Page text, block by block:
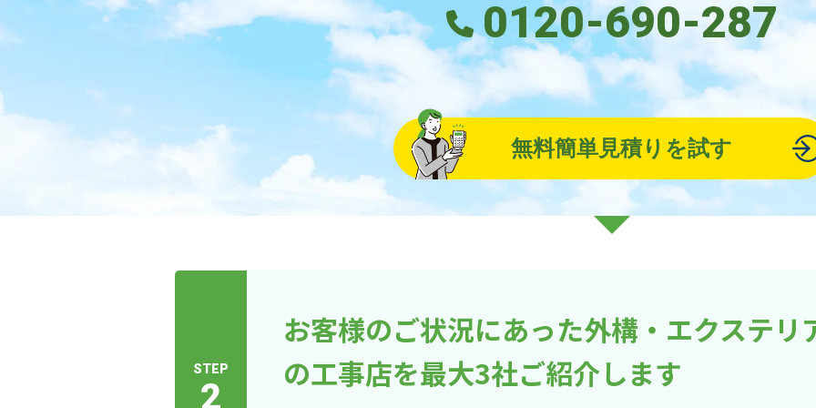
0120-690-287
無料簡単見積りを試す
STEP
2
お客様のご状況にあった外構・エクステリ
の工事店を最大3社ご紹介します